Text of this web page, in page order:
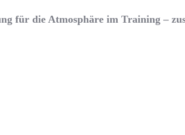
für die Atmosphäre im Training –